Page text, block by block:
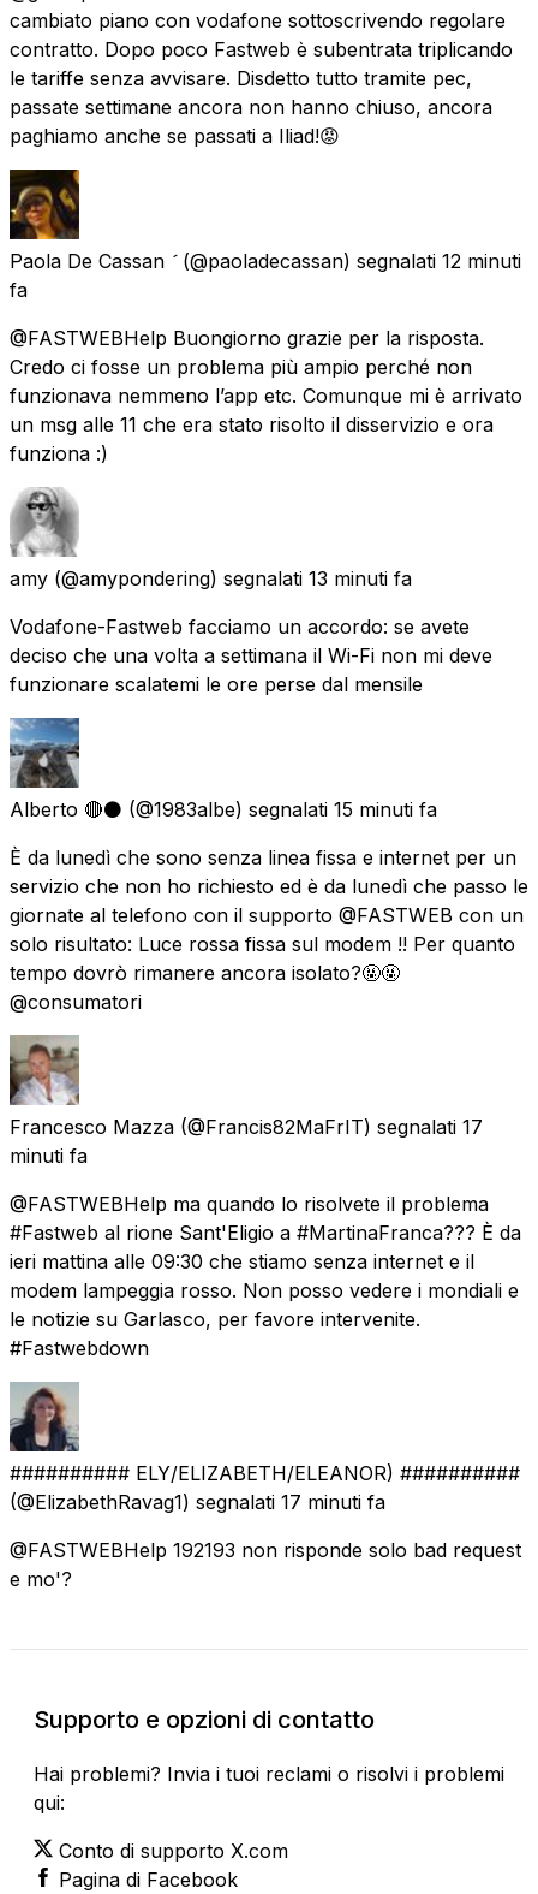
cambiato piano con vodafone sottoscrivendo regolare
contratto. Dopo poco Fastweb è subentrata triplicando
le tariffe senza avvisare. Disdetto tutto tramite pec,
passate settimane ancora non hanno chiuso, ancora
paghiamo anche se passati a Iliad!😡
Paola De Cassan  (@paoladecassan) segnalati 12 minuti
fa
@FASTWEBHelp Buongiorno grazie per la risposta.
Credo ci fosse un problema più ampio perché non
funzionava nemmeno l’app etc. Comunque mi è arrivato
un msg alle 11 che era stato risolto il disservizio e ora
funziona :)
amy (@amypondering) segnalati 13 minuti fa
Vodafone-Fastweb facciamo un accordo: se avete
deciso che una volta a settimana il Wi-Fi non mi deve
funzionare scalatemi le ore perse dal mensile
Alberto 🔴⚫ (@1983albe) segnalati 15 minuti fa
È da lunedì che sono senza linea fissa e internet per un
servizio che non ho richiesto ed è da lunedì che passo le
giornate al telefono con il supporto @FASTWEB con un
solo risultato: Luce rossa fissa sul modem !! Per quanto
tempo dovrò rimanere ancora isolato?🤬🤬
@consumatori
Francesco Mazza (@Francis82MaFrIT) segnalati 17
minuti fa
@FASTWEBHelp ma quando lo risolvete il problema
#Fastweb al rione Sant'Eligio a #MartinaFranca??? È da
ieri mattina alle 09:30 che stiamo senza internet e il
modem lampeggia rosso. Non posso vedere i mondiali e
le notizie su Garlasco, per favore intervenite.
#Fastwebdown
########## ELY/ELIZABETH/ELEANOR) ##########
(@ElizabethRavag1) segnalati 17 minuti fa
@FASTWEBHelp 192193 non risponde solo bad request
e mo'?
Supporto e opzioni di contatto
Hai problemi? Invia i tuoi reclami o risolvi i problemi
qui:
Conto di supporto X.com
Pagina di Facebook